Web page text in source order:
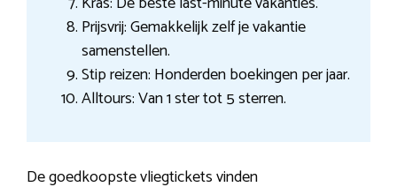
Prijsvrij: Gemakkelijk zelf je vakantie
samenstellen.
Stip reizen: Honderden boekingen per jaar.
Alltours: Van 1 ster tot 5 sterren.
De goedkoopste vliegtickets vinden